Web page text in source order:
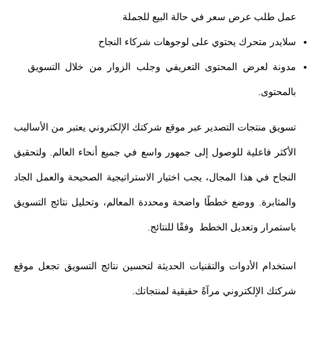
عمل طلب عرض سعر في حالة البيع للجملة
سلايدر متحرك يحتوي على لوجوهات شركاء النجاح
مدونة لعرض المحتوى التعريفي وجلب الزوار من خلال التسويق
بالمحتوى.
تسويق منتجات التصدير عبر موقع شركتك الإلكتروني يعتبر من الأساليب
الأكثر فاعلية للوصول إلى جمهور واسع في جميع أنحاء العالم. ولتحقيق
النجاح في هذا المجال، يجب اختيار الاستراتيجية الصحيحة والعمل الجاد
والمثابرة. ووضع خططًا واضحة ومحددة المعالم، وتحليل نتائج التسويق
باستمرار وتعديل الخطط وفقًا للنتائج.
استخدام الأدوات والتقنيات الحديثة لتحسين نتائج التسويق تجعل موقع
شركتك الإلكتروني مرآةً حقيقية لمنتجاتك.